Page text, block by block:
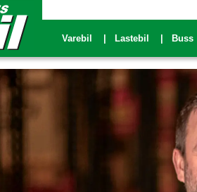
Varebil Lastebil Buss